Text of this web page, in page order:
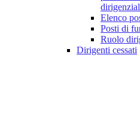
Elenco
Posti di
Ruolo
Dirigenti cessati